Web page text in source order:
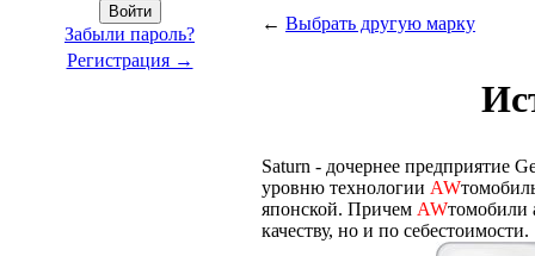
Забыли пароль?
Регистрация →
← Выбрать другую марку
Saturn - дочернее предприятие
уровню технологии AW
японской. Причем AWтомобили
качеству, но и по себестоимости.